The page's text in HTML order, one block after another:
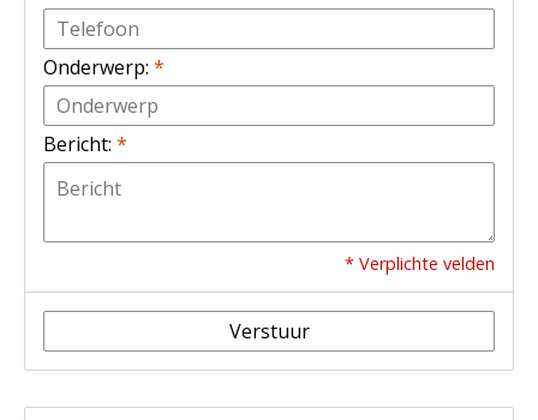
Onderwerp: *
Bericht: *
* Verplichte velden
Verstuur